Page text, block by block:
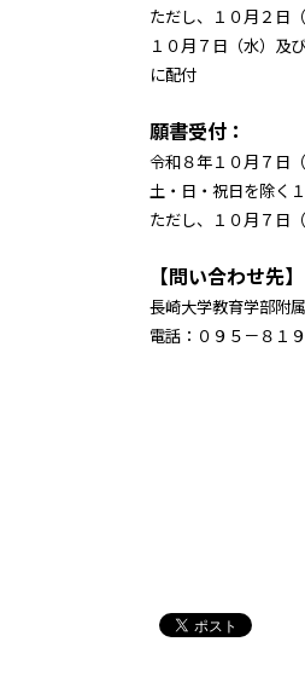
ただし、１０月２日
１０月７日（水）及
に配付
願書受付：
令和８年１０月７日
土・日・祝日を除く
ただし、１０月７日
【問い合わせ先】
長崎大学教育学部附
電話：０９５－８１